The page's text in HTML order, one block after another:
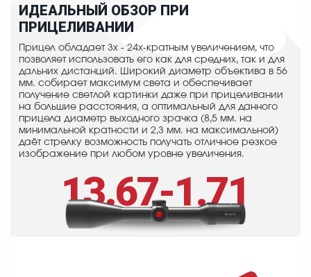
ИДЕАЛЬНЫЙ ОБЗОР ПРИ
ПРИЦЕЛИВАНИИ
Прицел обладает 3x - 24x-кратным увеличением, что
позволяет использовать его как для средних, так и для
дальних дистанций. Широкий диаметр объектива в 56
мм. собирает максимум света и обеспечивает
получение светлой картинки даже при прицеливании
на большие расстояния, а оптимальный для данного
прицела диаметр выходного зрачка (8,5 мм. на
минимальной кратности и 2,3 мм. на максимальной)
даёт стрелку возможность получать отличное резкое
изображение при любом уровне увеличения.
13.67-1.71